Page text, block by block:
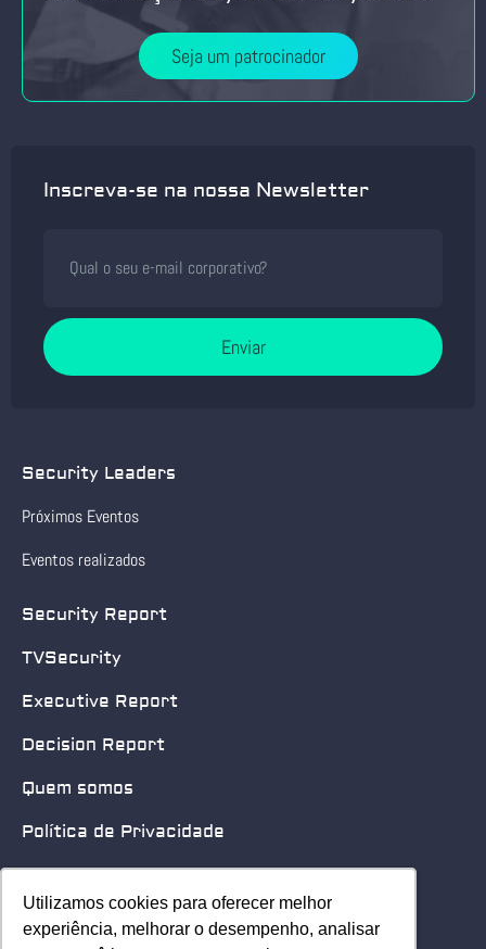
Utilizamos cookies para oferecer melhor
experiência, melhorar o desempenho, analisar
Utilizamos cookies para oferecer melhor
experiência, melhorar o desempenho, analisar
Seja um patrocinador
Inscreva-se na nossa Newsletter
Enviar
Security Leaders
Próximos Eventos
Eventos realizados
Security Report
TVSecurity
Executive Report
Decision Report
Quem somos
Política de Privacidade
Quero patrocinar
Contato